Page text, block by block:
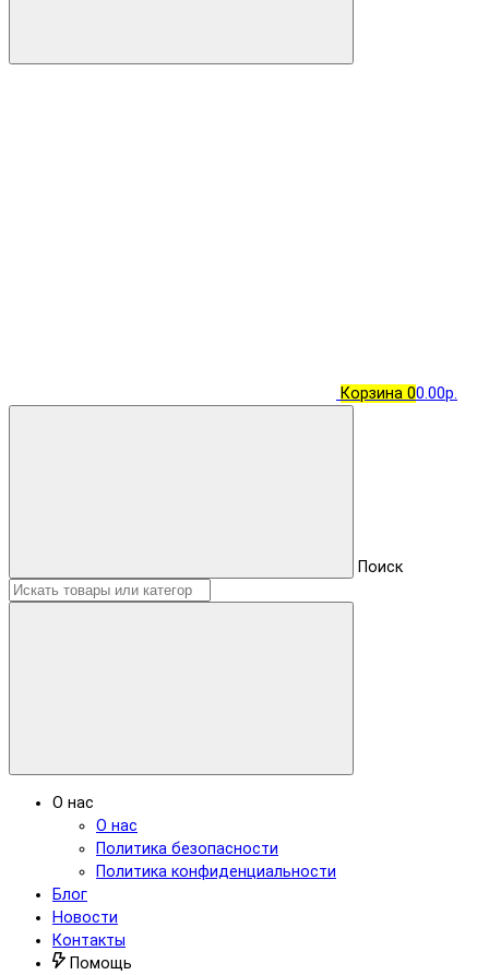
Корзина 00.00р.
Поиск
О нас
О нас
Политика безопасности
Политика конфиденциальности
Блог
Новости
Контакты
Помощь